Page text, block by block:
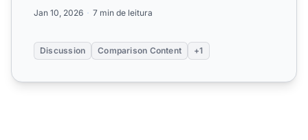
Jan 10, 2026 7 min de leitura
Discussion Comparison Content +1